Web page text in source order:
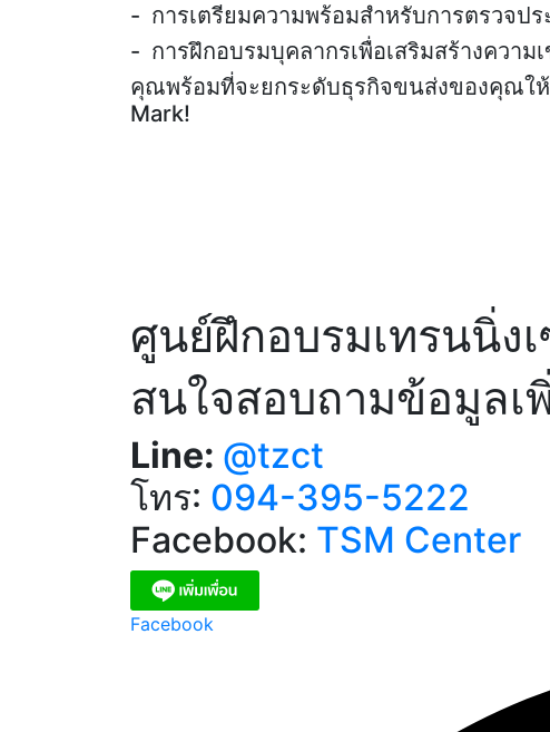
- การเตรียมความพร้อมสำหรับการตรวจป
- การฝึกอบรมบุคลากรเพื่อเสริมสร้างควา
คุณพร้อมที่จะยกระดับธุรกิจขนส่งของคุณให้
Mark!
ศูนย์ฝึกอบรมเทรนนิ่ง
สนใจสอบถามข้อมูลเ
Line: @tzct
โทร: 094-395-5222
Facebook: TSM Center
Facebook